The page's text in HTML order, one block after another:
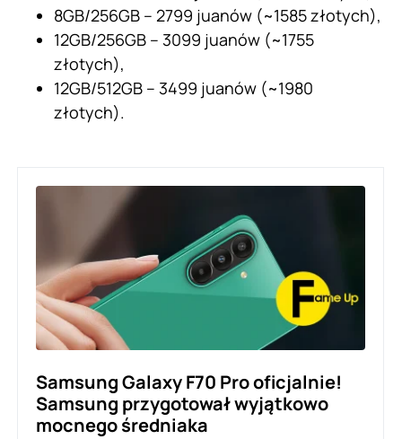
8GB/256GB – 2799 juanów (~1585 złotych),
12GB/256GB – 3099 juanów (~1755
złotych),
12GB/512GB – 3499 juanów (~1980
złotych).
Samsung Galaxy F70 Pro oficjalnie!
Samsung przygotował wyjątkowo
mocnego średniaka